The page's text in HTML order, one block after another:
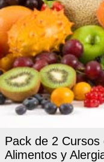
Pack de 2
Alimentos y